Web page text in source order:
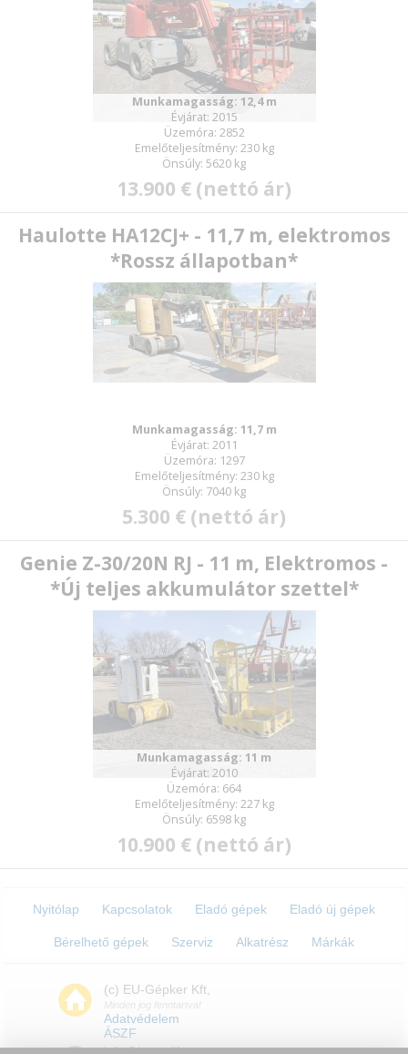
Munkamagasság: 12,4 m
Évjárat: 2015
Üzemóra: 2852
Emelőteljesítmény: 230 kg
Önsúly: 5620 kg
13.900 € (nettó ár)
Haulotte HA12CJ+ - 11,7 m, elektromos
*Rossz állapotban*
Munkamagasság: 11,7 m
Évjárat: 2011
Üzemóra: 1297
Emelőteljesítmény: 230 kg
Önsúly: 7040 kg
5.300 € (nettó ár)
Genie Z-30/20N RJ - 11 m, Elektromos -
*Új teljes akkumulátor szettel*
Munkamagasság: 11 m
Évjárat: 2010
Üzemóra: 664
Emelőteljesítmény: 227 kg
Önsúly: 6598 kg
10.900 € (nettó ár)
Nyitólap Kapcsolatok Eladó gépek Eladó új gépek
Bérelhető gépek Szerviz Alkatrész Márkák
(c) EU-Gépker Kft,
Minden jog fenntartva!
Adatvédelem
ÁSZF